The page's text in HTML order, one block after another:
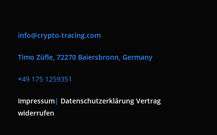
info@crypto-tracing.com
Timo Züfle, 72270 Baiersbronn, Germany
+49 175 1259351
Impressum| Datenschutzerklärung Vertrag
widerrufen